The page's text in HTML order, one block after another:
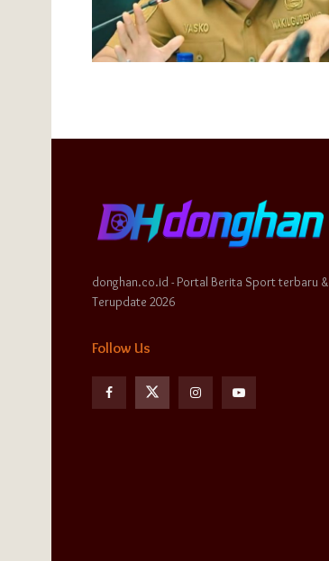
donghan.co.id - Portal Berita Sport terbaru &
Terupdate 2026
Follow Us